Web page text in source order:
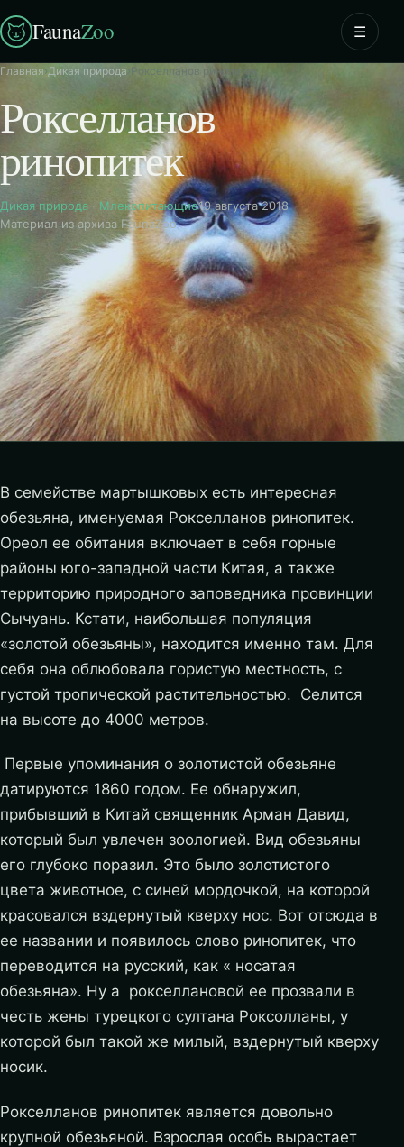
FaunaZoo ☰
Главная›Дикая природа Рокселланов ринопитек
Рокселланов
ринопитек
Дикая природа · Млекопитающие19 августа 2018
Материал из архива FaunaZoo
В семействе мартышковых есть интересная
обезьяна, именуемая Рокселланов ринопитек.
Ореол ее обитания включает в себя горные
районы юго-западной части Китая, а также
территорию природного заповедника провинции
Сычуань. Кстати, наибольшая популяция
«золотой обезьяны», находится именно там. Для
себя она облюбовала гористую местность, с
густой тропической растительностью. Селится
на высоте до 4000 метров.
Первые упоминания о золотистой обезьяне
датируются 1860 годом. Ее обнаружил,
прибывший в Китай священник Арман Давид,
который был увлечен зоологией. Вид обезьяны
его глубоко поразил. Это было золотистого
цвета животное, с синей мордочкой, на которой
красовался вздернутый кверху нос. Вот отсюда в
ее названии и появилось слово ринопитек, что
переводится на русский, как « носатая
обезьяна». Ну а рокселлановой ее прозвали в
честь жены турецкого султана Роксолланы, у
которой был такой же милый, вздернутый кверху
носик.
Рокселланов ринопитек является довольно
крупной обезьяной. Взрослая особь вырастает